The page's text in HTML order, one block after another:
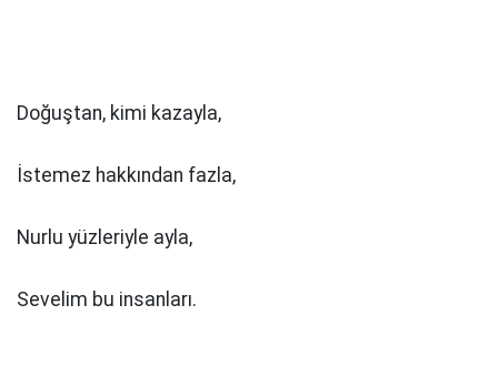
Doğuştan, kimi kazayla,
İstemez hakkından fazla,
Nurlu yüzleriyle ayla,
Sevelim bu insanları.